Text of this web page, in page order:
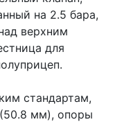
на 2.5 бара,
верхним
для
стандартам,
мм), опоры